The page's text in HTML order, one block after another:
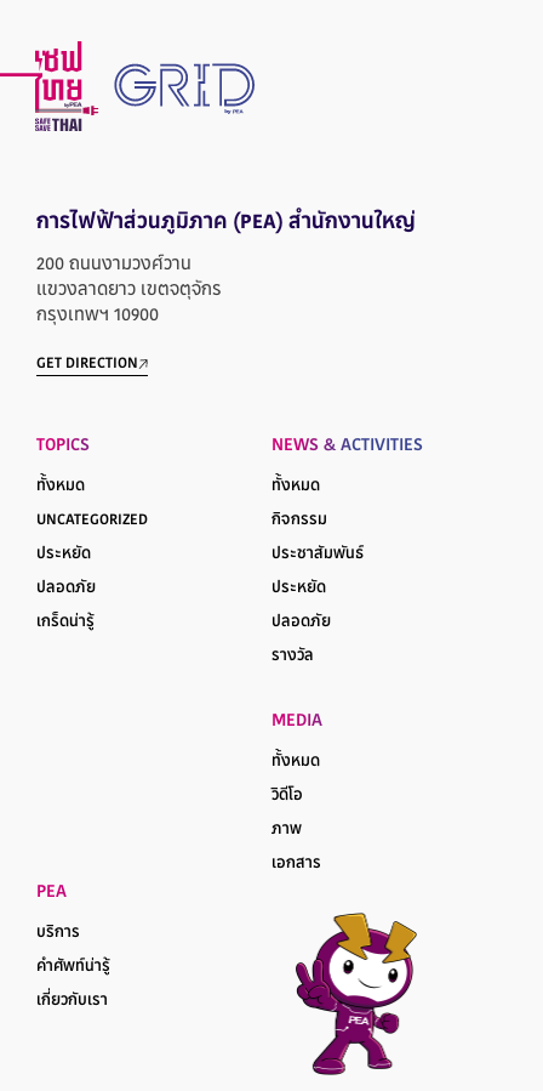
การไฟฟ้าส่วนภูมิภาค (PEA) สำนักงานใหญ่
200 ถนนงามวงศ์วาน
แขวงลาดยาว เขตจตุจักร
กรุงเทพฯ 10900
GET DIRECTION
TOPICS
ทั้งหมด
UNCATEGORIZED
ประหยัด
ปลอดภัย
เกร็ดน่ารู้
NEWS & ACTIVITIES
ทั้งหมด
กิจกรรม
ประชาสัมพันธ์
ประหยัด
ปลอดภัย
รางวัล
MEDIA
ทั้งหมด
วิดีโอ
ภาพ
เอกสาร
PEA
บริการ
คำศัพท์น่ารู้
เกี่ยวกับเรา